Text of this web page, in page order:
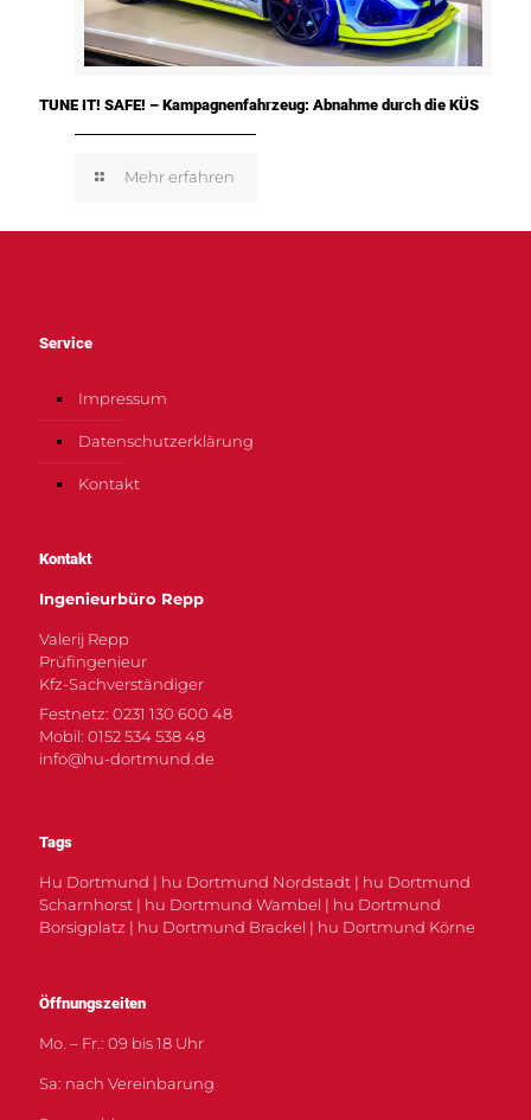
TUNE IT! SAFE! – Kampagnenfahrzeug: Abnahme durch die KÜS
Mehr erfahren
Service
Impressum
Datenschutzerklärung
Kontakt
Kontakt
Ingenieurbüro Repp
Valerij Repp
Prüfingenieur
Kfz-Sachverständiger
Festnetz: 0231 130 600 48
Mobil: 0152 534 538 48
info@hu-dortmund.de
Tags
Hu Dortmund | hu Dortmund Nordstadt | hu Dortmund
Scharnhorst | hu Dortmund Wambel | hu Dortmund
Borsigplatz | hu Dortmund Brackel | hu Dortmund Körne
Öffnungszeiten
Mo. – Fr.: 09 bis 18 Uhr
Sa: nach Vereinbarung